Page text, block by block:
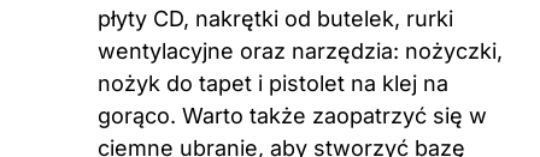
płyty CD, nakrętki od butelek, rurki
wentylacyjne oraz narzędzia: nożyczki,
nożyk do tapet i pistolet na klej na
gorąco. Warto także zaopatrzyć się w
ciemne ubranie, aby stworzyć bazę